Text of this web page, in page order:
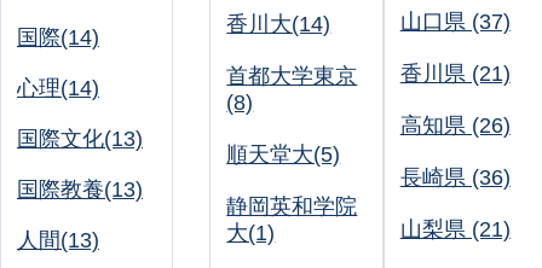
国際(14)
心理(14)
国際文化(13)
国際教養(13)
人間(13)
香川大(14)
首都大学東京
(8)
順天堂大(5)
静岡英和学院
大(1)
山口県 (37)
香川県 (21)
高知県 (26)
長崎県 (36)
山梨県 (21)